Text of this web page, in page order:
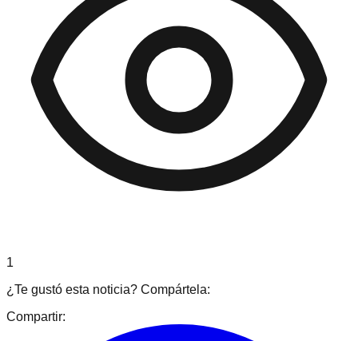
1
¿Te gustó esta noticia? Compártela:
Compartir: